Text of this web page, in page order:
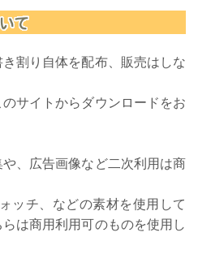
割り自体を配布、販売はしな
サイトからダウンロードをお
、広告画像など二次利用は商
ッチ、などの素材を使用して
は商用利用可のものを使用し